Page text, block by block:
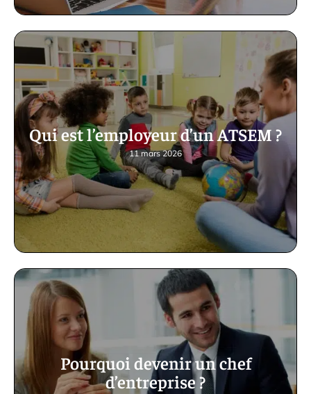
Qui est l’employeur d’un ATSEM ?
11 mars 2026
Pourquoi devenir un chef
d’entreprise ?